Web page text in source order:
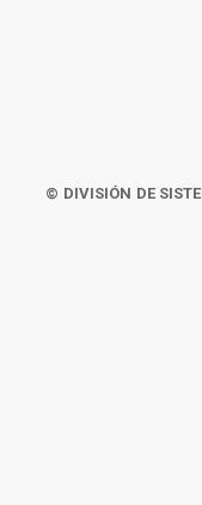
© DIVISIÓN DE